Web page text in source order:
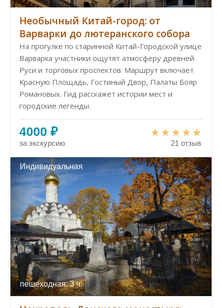
Необычный Китай-город: от
Варварки до лютеранского собора
На прогулке по старинной Китай-Городской улице
Варварка участники ощутят атмосферу древней
Руси и торговых проспектов. Маршрут включает
Красную Площадь, Гостиный Двор, Палаты Бояр
Романовых. Гид расскажет истории мест и
городские легенды.
4000 ₽
за экскурсию 21 отзыв
Индивидуальная
пешеходная: 3 ч.